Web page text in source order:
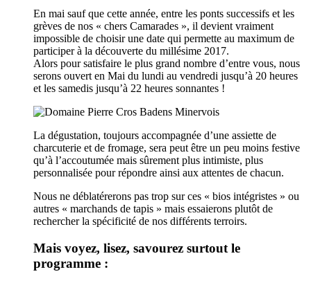
En mai sauf que cette année, entre les ponts successifs et les
grèves de nos « chers Camarades », il devient vraiment
impossible de choisir une date qui permette au maximum de
participer à la découverte du millésime 2017.
Alors pour satisfaire le plus grand nombre d’entre vous, nous
serons ouvert en Mai du lundi au vendredi jusqu’à 20 heures
et les samedis jusqu’à 22 heures sonnantes !
La dégustation, toujours accompagnée d’une assiette de
charcuterie et de fromage, sera peut être un peu moins festive
qu’à l’accoutumée mais sûrement plus intimiste, plus
personnalisée pour répondre ainsi aux attentes de chacun.
Nous ne déblatérerons pas trop sur ces « bios intégristes » ou
autres « marchands de tapis » mais essaierons plutôt de
rechercher la spécificité de nos différents terroirs.
Mais voyez, lisez, savourez surtout le
programme :